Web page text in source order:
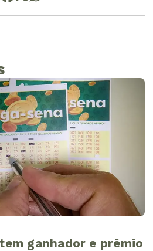
ganhador e prêmio